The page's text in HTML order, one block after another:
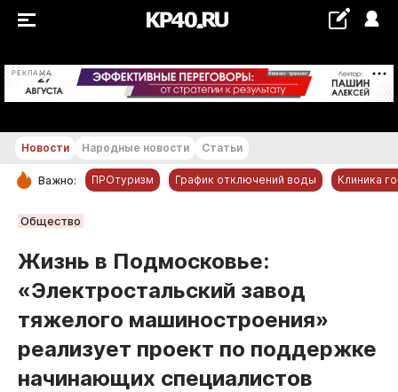
РЕКЛАМА +28...+29 °С
РУБРИКИ
Обнинск
Новости компаний
Статьи
Народные новости
Авто и транспорт
Благоустройство
Новости Народные новости Статьи
Важно: ПРОтуризм График отключений воды Клиника
Общество
Жизнь в Подмосковье:
«Электростальский завод
тяжелого машиностроения»
реализует проект по поддержке
начинающих специалистов